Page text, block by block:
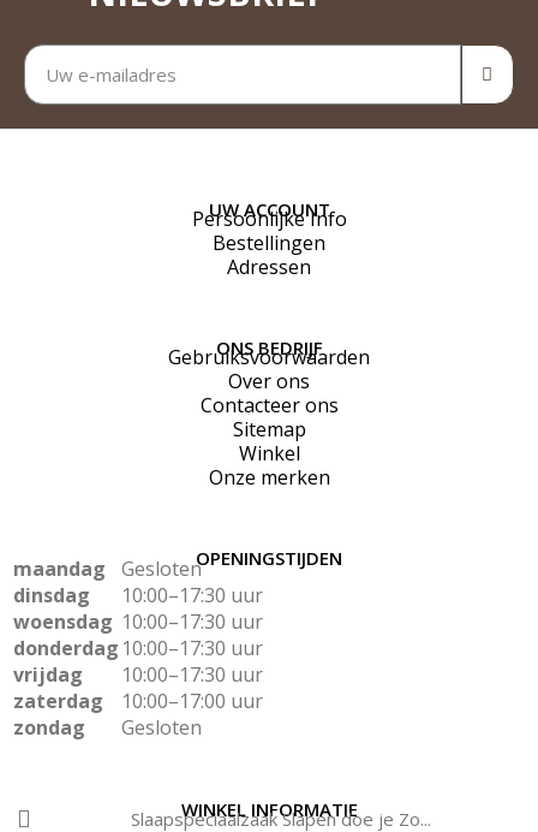
UW ACCOUNT
Persoonlijke Info
Bestellingen
Adressen
ONS BEDRIJF
Gebruiksvoorwaarden
Over ons
Contacteer ons
Sitemap
Winkel
Onze merken
OPENINGSTIJDEN
maandag
Gesloten
dinsdag
10:00–17:30 uur
woensdag 10:00–17:30 uur
donderdag 10:00–17:30 uur
vrijdag
10:00–17:30 uur
zaterdag
10:00–17:00 uur
zondag
Gesloten
WINKEL INFORMATIE
Slaapspeciaalzaak Slapen doe je Zo...